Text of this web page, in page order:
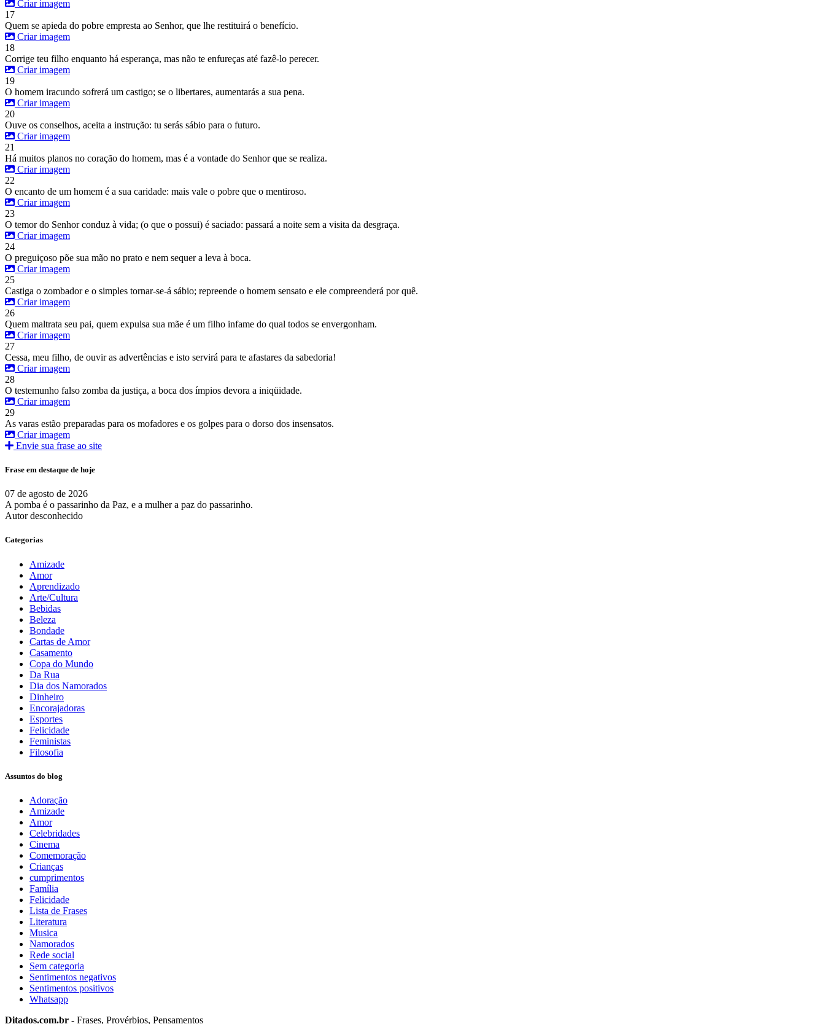
Criar imagem
17
Quem se apieda do pobre empresta ao Senhor, que lhe restituirá o benefício.
Criar imagem
18
Corrige teu filho enquanto há esperança, mas não te enfureças até fazê-lo perecer.
Criar imagem
19
O homem iracundo sofrerá um castigo; se o libertares, aumentarás a sua pena.
Criar imagem
20
Ouve os conselhos, aceita a instrução: tu serás sábio para o futuro.
Criar imagem
21
Há muitos planos no coração do homem, mas é a vontade do Senhor que se realiza.
Criar imagem
22
O encanto de um homem é a sua caridade: mais vale o pobre que o mentiroso.
Criar imagem
23
O temor do Senhor conduz à vida; (o que o possui) é saciado: passará a noite sem a visita da desgraça.
Criar imagem
24
O preguiçoso põe sua mão no prato e nem sequer a leva à boca.
Criar imagem
25
Castiga o zombador e o simples tornar-se-á sábio; repreende o homem sensato e ele compreenderá por quê.
Criar imagem
26
Quem maltrata seu pai, quem expulsa sua mãe é um filho infame do qual todos se envergonham.
Criar imagem
27
Cessa, meu filho, de ouvir as advertências e isto servirá para te afastares da sabedoria!
Criar imagem
28
O testemunho falso zomba da justiça, a boca dos ímpios devora a iniqüidade.
Criar imagem
29
As varas estão preparadas para os mofadores e os golpes para o dorso dos insensatos.
Criar imagem
Envie sua frase ao site
Frase em destaque de hoje
07 de agosto de 2026
A pomba é o passarinho da Paz, e a mulher a paz do passarinho.
Autor desconhecido
Categorias
Amizade
Amor
Aprendizado
Arte/Cultura
Bebidas
Beleza
Bondade
Cartas de Amor
Casamento
Copa do Mundo
Da Rua
Dia dos Namorados
Dinheiro
Encorajadoras
Esportes
Felicidade
Feministas
Filosofia
Assuntos do blog
Adoração
Amizade
Amor
Celebridades
Cinema
Comemoração
Crianças
cumprimentos
Família
Felicidade
Lista de Frases
Literatura
Musica
Namorados
Rede social
Sem categoria
Sentimentos negativos
Sentimentos positivos
Whatsapp
Ditados.com.br - Frases, Provérbios, Pensamentos